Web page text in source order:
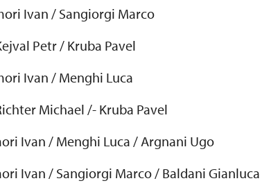
Ivan / Sangiorgi Marco
Petr / Kruba Pavel
Ivan / Menghi Luca
Michael /- Kruba Pavel
Ivan / Menghi Luca / Argnani Ugo
Ivan / Sangiorgi Marco / Baldani Gianluca